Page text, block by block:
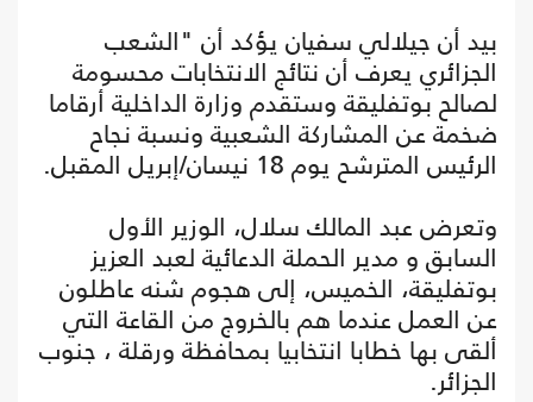
بيد أن جيلالي سفيان يؤكد أن "الشعب
الجزائري يعرف أن نتائج الانتخابات محسومة
لصالح بوتفليقة وستقدم وزارة الداخلية أرقاما
ضخمة عن المشاركة الشعبية ونسبة نجاح
الرئيس المترشح يوم 18 نيسان/إبريل المقبل.
وتعرض عبد المالك سلال، الوزير الأول
السابق و مدير الحملة الدعائية لعبد العزيز
بوتفليقة، الخميس، إلى هجوم شنه عاطلون
عن العمل عندما هم بالخروج من القاعة التي
ألقى بها خطابا انتخابيا بمحافظة ورقلة ، جنوب
الجزائر.